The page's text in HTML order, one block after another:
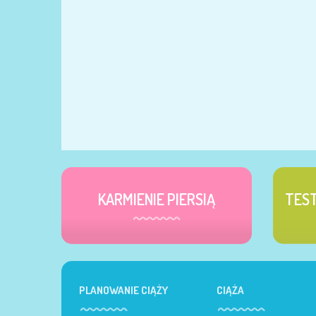
KARMIENIE PIERSIĄ
PLANOWANIE CIĄŻY CIĄŻA